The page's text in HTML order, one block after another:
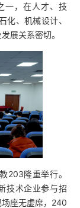
一，在人才、技
化、机械设计、
展关系密切。
203隆重举行。
技术企业参与招
座无虚席，240